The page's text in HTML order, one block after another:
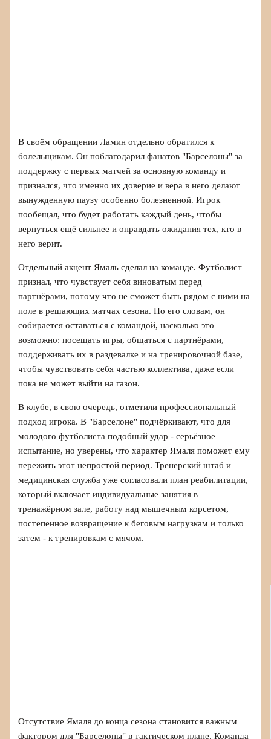
В своём обращении Ламин отдельно обратился к
болельщикам. Он поблагодарил фанатов "Барселоны" за
поддержку с первых матчей за основную команду и
признался, что именно их доверие и вера в него делают
вынужденную паузу особенно болезненной. Игрок
пообещал, что будет работать каждый день, чтобы
вернуться ещё сильнее и оправдать ожидания тех, кто в
него верит.
Отдельный акцент Ямаль сделал на команде. Футболист
признал, что чувствует себя виноватым перед
партнёрами, потому что не сможет быть рядом с ними на
поле в решающих матчах сезона. По его словам, он
собирается оставаться с командой, насколько это
возможно: посещать игры, общаться с партнёрами,
поддерживать их в раздевалке и на тренировочной базе,
чтобы чувствовать себя частью коллектива, даже если
пока не может выйти на газон.
В клубе, в свою очередь, отметили профессиональный
подход игрока. В "Барселоне" подчёркивают, что для
молодого футболиста подобный удар - серьёзное
испытание, но уверены, что характер Ямаля поможет ему
пережить этот непростой период. Тренерский штаб и
медицинская служба уже согласовали план реабилитации,
который включает индивидуальные занятия в
тренажёрном зале, работу над мышечным корсетом,
постепенное возвращение к беговым нагрузкам и только
затем - к тренировкам с мячом.
Отсутствие Ямаля до конца сезона становится важным
фактором для "Барселоны" в тактическом плане. Команда